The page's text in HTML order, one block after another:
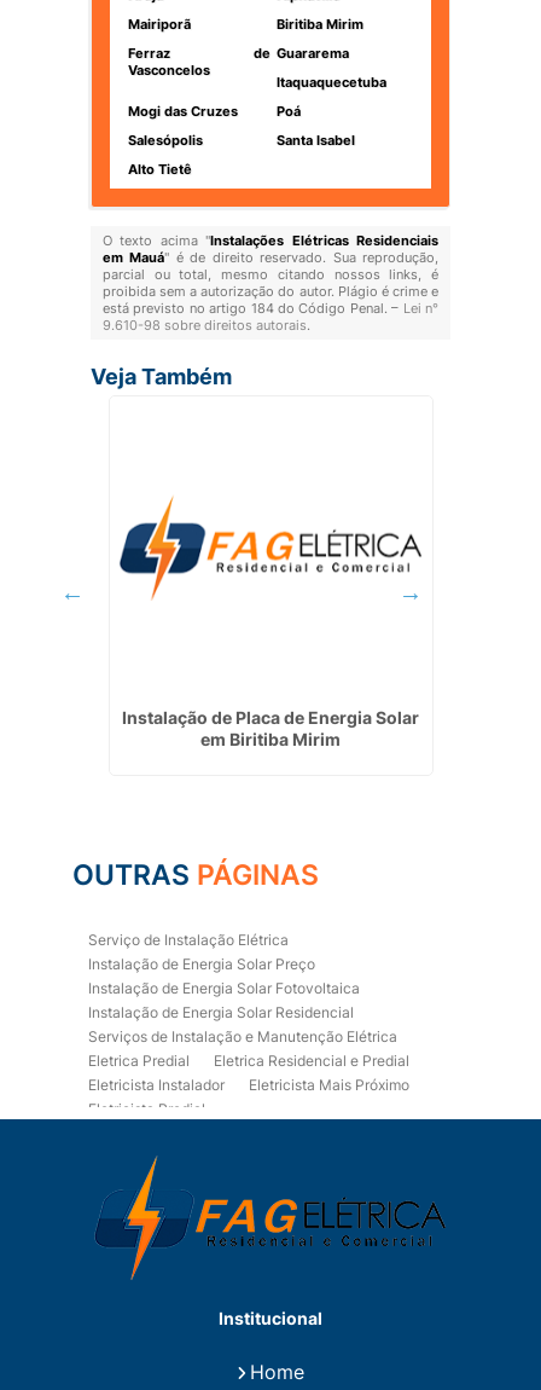
Mairiporã
Biritiba Mirim
Ferraz de
Vasconcelos
Guararema
Itaquaquecetuba
Mogi das Cruzes
Poá
Salesópolis
Santa Isabel
Alto Tietê
O texto acima "Instalações Elétricas Residenciais
em Mauá" é de direito reservado. Sua reprodução,
parcial ou total, mesmo citando nossos links, é
proibida sem a autorização do autor. Plágio é crime e
está previsto no artigo 184 do Código Penal. – Lei n°
9.610-98 sobre direitos autorais.
Veja Também
Instalação de Placa de Energia Solar
em Biritiba Mirim
OUTRAS PÁGINAS
Serviço de Instalação Elétrica
Instalação de Energia Solar Preço
Instalação de Energia Solar Fotovoltaica
Instalação de Energia Solar Residencial
Serviços de Instalação e Manutenção Elétrica
Eletrica Predial
Eletrica Residencial e Predial
Eletricista Instalador
Eletricista Mais Próximo
Eletricista Predial
Eletricista Residencial
Eletricista Residencial E Predial
Eletricistas de Manutenção
Empresa de Instalações Elétricas
Empresa de Manutenção Eletrica
Empresa de Prestação de Serviços Eletricos
Fiação para Instalação Eletrica Residencial
Instalação de Energia Solar Residencial Preço
Institucional
Home